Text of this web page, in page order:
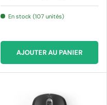
En stock (107 unités)
AJOUTER AU PANIER